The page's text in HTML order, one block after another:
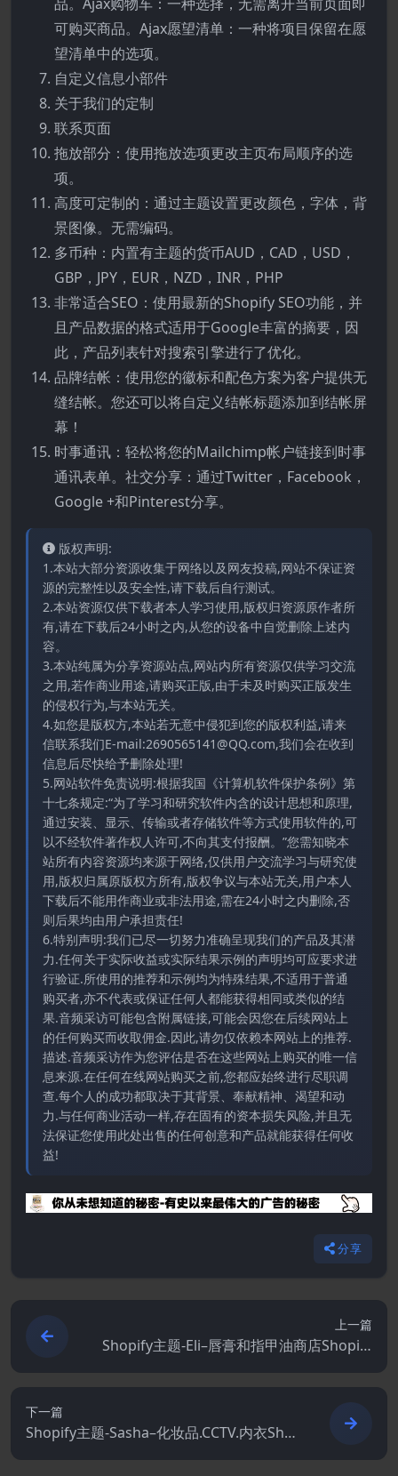
可购买商品。Ajax愿望清单：一种将项目保留在愿
望清单中的选项。
自定义信息小部件
关于我们的定制
联系页面
拖放部分：使用拖放选项更改主页布局顺序的选
项。
高度可定制的：通过主题设置更改颜色，字体，背
景图像。无需编码。
多币种：内置有主题的货币AUD，CAD，USD，
GBP，JPY，EUR，NZD，INR，PHP
非常适合SEO：使用最新的Shopify SEO功能，并
且产品数据的格式适用于Google丰富的摘要，因
此，产品列表针对搜索引擎进行了优化。
品牌结帐：使用您的徽标和配色方案为客户提供无
缝结帐。您还可以将自定义结帐标题添加到结帐屏
幕！
时事通讯：轻松将您的Mailchimp帐户链接到时事
通讯表单。社交分享：通过Twitter，Facebook，
Google +和Pinterest分享。
版权声明:
1.本站大部分资源收集于网络以及网友投稿,网站不保证资
源的完整性以及安全性,请下载后自行测试。
2.本站资源仅供下载者本人学习使用,版权归资源原作者所
有,请在下载后24小时之内,从您的设备中自觉删除上述内
容。
3.本站纯属为分享资源站点,网站内所有资源仅供学习交流
之用,若作商业用途,请购买正版,由于未及时购买正版发生
的侵权行为,与本站无关。
4.如您是版权方,本站若无意中侵犯到您的版权利益,请来
信联系我们E-mail:2690565141@QQ.com,我们会在收到
信息后尽快给予删除处理!
5.网站软件免责说明:根据我国《计算机软件保护条例》第
十七条规定:“为了学习和研究软件内含的设计思想和原理,
通过安装、显示、传输或者存储软件等方式使用软件的,可
以不经软件著作权人许可,不向其支付报酬。”您需知晓本
站所有内容资源均来源于网络,仅供用户交流学习与研究使
用,版权归属原版权方所有,版权争议与本站无关,用户本人
下载后不能用作商业或非法用途,需在24小时之内删除,否
则后果均由用户承担责任!
6.特别声明:我们已尽一切努力准确呈现我们的产品及其潜
力.任何关于实际收益或实际结果示例的声明均可应要求进
行验证.所使用的推荐和示例均为特殊结果,不适用于普通
购买者,亦不代表或保证任何人都能获得相同或类似的结
果.音频采访可能包含附属链接,可能会因您在后续网站上
的任何购买而收取佣金.因此,请勿仅依赖本网站上的推荐.
描述.音频采访作为您评估是否在这些网站上购买的唯一信
息来源.在任何在线网站购买之前,您都应始终进行尽职调
查.每个人的成功都取决于其背景、奉献精神、渴望和动
力.与任何商业活动一样,存在固有的资本损失风险,并且无
法保证您使用此处出售的任何创意和产品就能获得任何收
益!
分享
上一篇
Shopify主题-Eli–唇膏和指甲油商店Shopify
下一篇
Shopify主题-Sasha–化妆品.CCTV.内衣Sho